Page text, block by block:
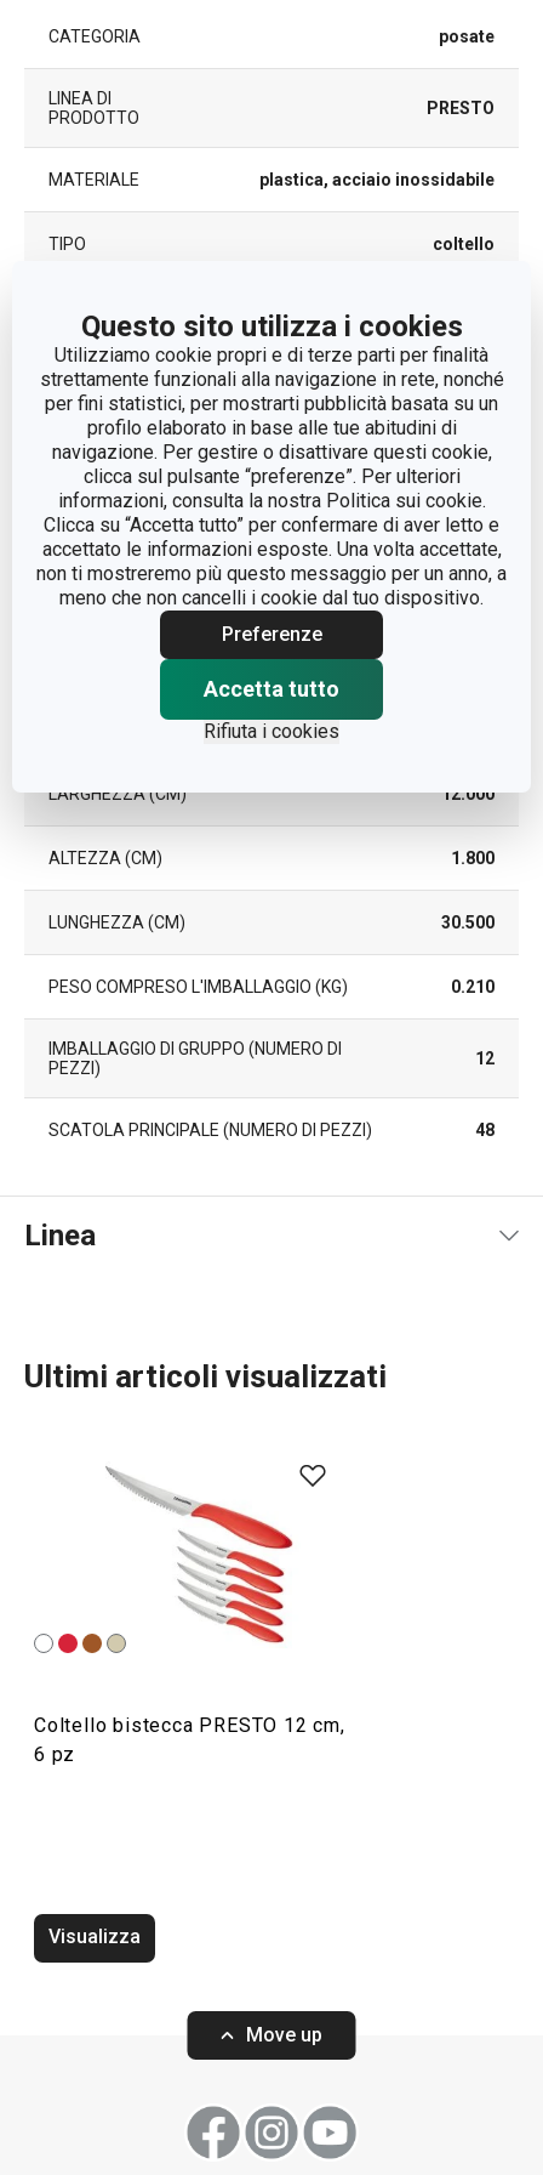
Questo sito utilizza i cookies
Utilizziamo cookie propri e di terze parti per finalità
strettamente funzionali alla navigazione in rete, nonché
per fini statistici, per mostrarti pubblicità basata su un
profilo elaborato in base alle tue abitudini di
navigazione. Per gestire o disattivare questi cookie,
clicca sul pulsante “preferenze”. Per ulteriori
informazioni, consulta la nostra Politica sui cookie.
Clicca su “Accetta tutto” per confermare di aver letto e
accettato le informazioni esposte. Una volta accettate,
non ti mostreremo più questo messaggio per un anno, a
meno che non cancelli i cookie dal tuo dispositivo.
Preferenze
Accetta tutto
Rifiuta i cookies
CATEGORIA posate
LINEA DI
PRODOTTO
PRESTO
MATERIALE plastica, acciaio inossidabile
TIPO coltello
LAVAGGIO IN
LAVASTOVIGLIE
Sì
EAN
8595028485981| 8595028491227|
8595028401950 | 8595028485998
DURATA DELLA
GARANZIA (IN
ANNI)
3
LARGHEZZA (CM) 12.000
ALTEZZA (CM) 1.800
LUNGHEZZA (CM) 30.500
PESO COMPRESO L'IMBALLAGGIO (KG) 0.210
IMBALLAGGIO DI GRUPPO (NUMERO DI
PEZZI)
12
SCATOLA PRINCIPALE (NUMERO DI PEZZI) 48
Linea
Preparazione degli alimenti
Cucinare
Ultimi articoli visualizzati
Coltello bistecca PRESTO 12 cm,
6 pz
Visualizza
Move up